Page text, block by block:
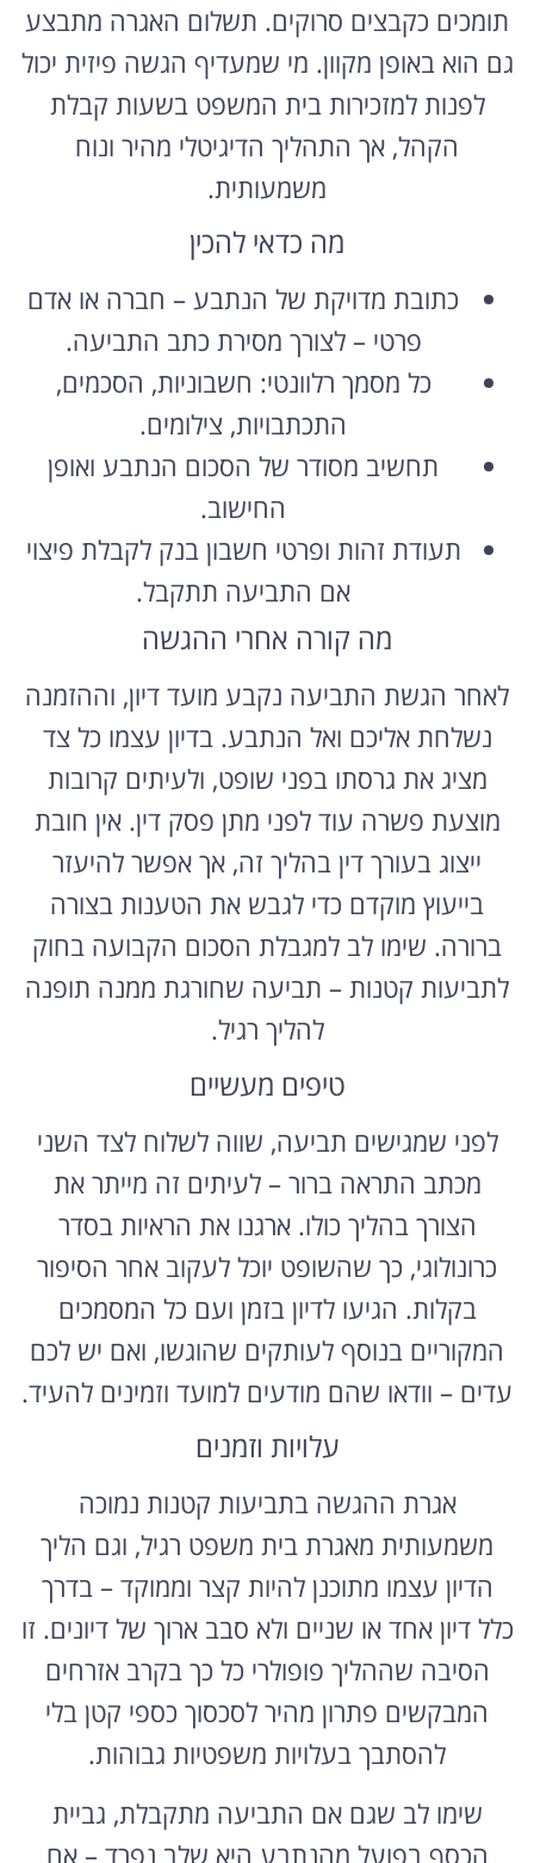
תומכים כקבצים סרוקים. תשלום האגרה מתבצע
גם הוא באופן מקוון. מי שמעדיף הגשה פיזית יכול
לפנות למזכירות בית המשפט בשעות קבלת
הקהל, אך התהליך הדיגיטלי מהיר ונוח
משמעותית.
מה כדאי להכין
כתובת מדויקת של הנתבע – חברה או אדם
פרטי – לצורך מסירת כתב התביעה.
כל מסמך רלוונטי: חשבוניות, הסכמים,
התכתבויות, צילומים.
תחשיב מסודר של הסכום הנתבע ואופן
החישוב.
תעודת זהות ופרטי חשבון בנק לקבלת פיצוי
אם התביעה תתקבל.
מה קורה אחרי ההגשה
לאחר הגשת התביעה נקבע מועד דיון, וההזמנה
נשלחת אליכם ואל הנתבע. בדיון עצמו כל צד
מציג את גרסתו בפני שופט, ולעיתים קרובות
מוצעת פשרה עוד לפני מתן פסק דין. אין חובת
ייצוג בעורך דין בהליך זה, אך אפשר להיעזר
בייעוץ מוקדם כדי לגבש את הטענות בצורה
ברורה. שימו לב למגבלת הסכום הקבועה בחוק
לתביעות קטנות – תביעה שחורגת ממנה תופנה
להליך רגיל.
טיפים מעשיים
לפני שמגישים תביעה, שווה לשלוח לצד השני
מכתב התראה ברור – לעיתים זה מייתר את
הצורך בהליך כולו. ארגנו את הראיות בסדר
כרונולוגי, כך שהשופט יוכל לעקוב אחר הסיפור
בקלות. הגיעו לדיון בזמן ועם כל המסמכים
המקוריים בנוסף לעותקים שהוגשו, ואם יש לכם
עדים – וודאו שהם מודעים למועד וזמינים להעיד.
עלויות וזמנים
אגרת ההגשה בתביעות קטנות נמוכה
משמעותית מאגרת בית משפט רגיל, וגם הליך
הדיון עצמו מתוכנן להיות קצר וממוקד – בדרך
כלל דיון אחד או שניים ולא סבב ארוך של דיונים. זו
הסיבה שההליך פופולרי כל כך בקרב אזרחים
המבקשים פתרון מהיר לסכסוך כספי קטן בלי
להסתבך בעלויות משפטיות גבוהות.
שימו לב שגם אם התביעה מתקבלת, גביית
הכסף בפועל מהנתבע היא שלב נפרד – אם